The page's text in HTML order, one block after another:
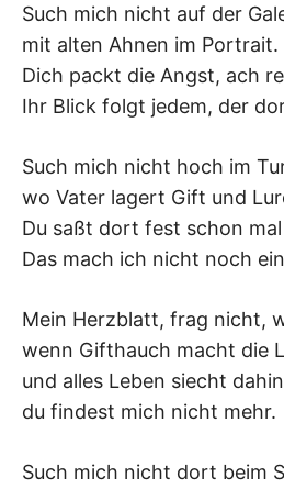
Such mich nicht auf der
mit alten Ahnen im Portrait.
Dich packt die Angst, ach
Ihr Blick folgt jedem, der
Such mich nicht hoch im
wo Vater lagert Gift und
Du saßt dort fest schon mal
Das mach ich nicht noch
Mein Herzblatt, frag nicht,
wenn Gifthauch macht die
und alles Leben siecht
du findest mich nicht mehr.
Such mich nicht dort beim